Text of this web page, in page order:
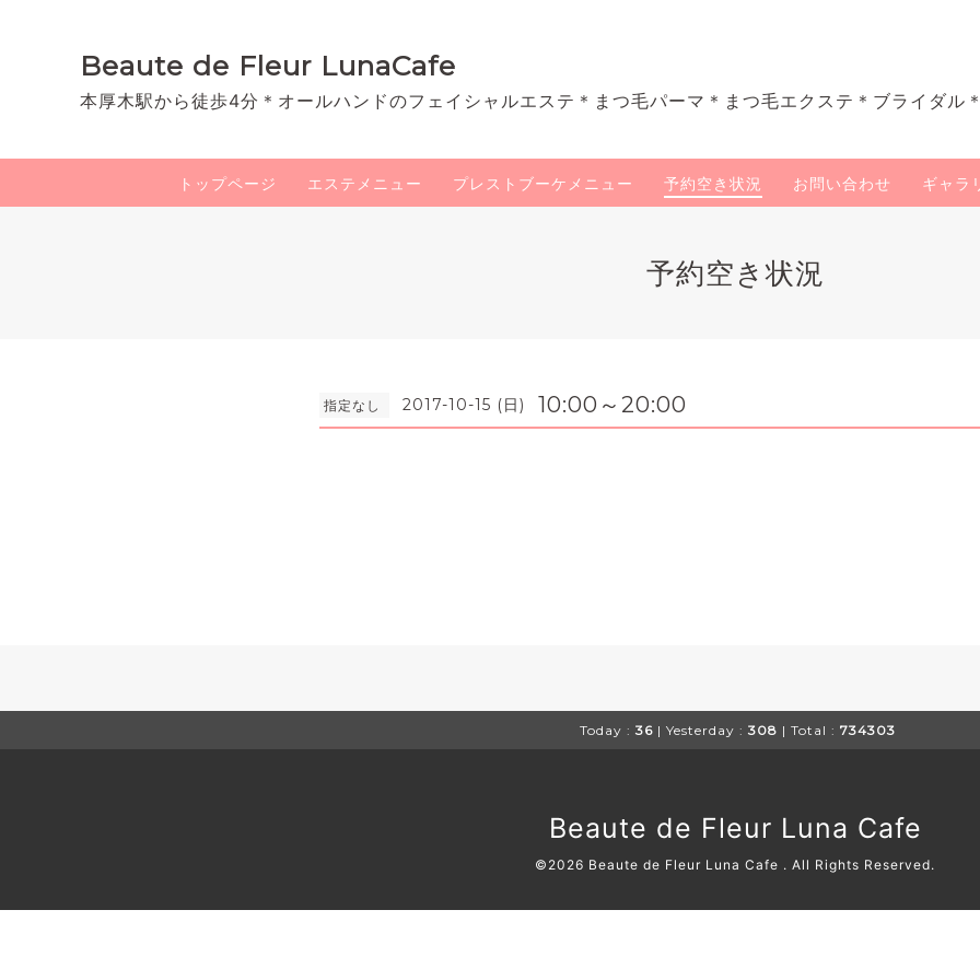
Beaute de Fleur LunaCafe
本厚木駅から徒歩4分＊オールハンドのフェイシャルエステ＊まつ毛パーマ＊まつ毛エクステ＊ブライダル
トップページ エステメニュー プレストブーケメニュー 予約空き状況 お問い合わせ ギャラ
予約空き状況
指定なし 2017-10-15 (日) 10:00～20:00
Today : 36 | Yesterday : 308 | Total : 734303
Beaute de Fleur Luna Cafe
©2026 Beaute de Fleur Luna Cafe . All Rights Reserved.